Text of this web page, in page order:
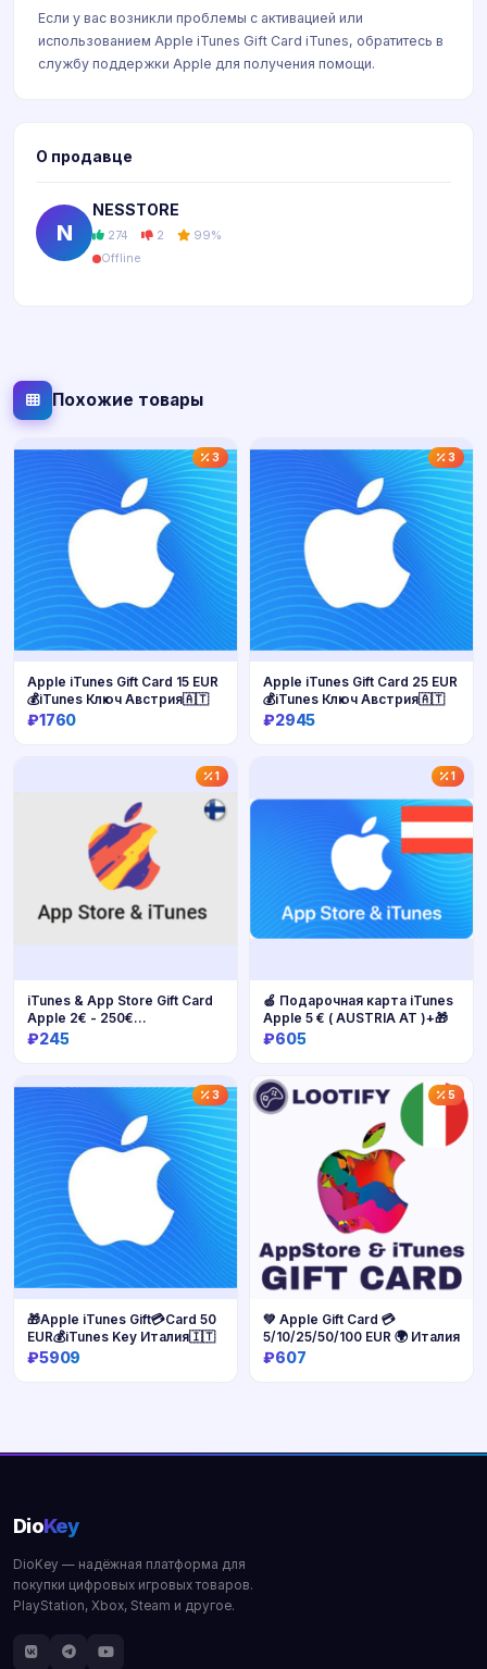
Если у вас возникли проблемы с активацией или
использованием Apple iTunes Gift Card iTunes, обратитесь в
службу поддержки Apple для получения помощи.
О продавце
N
NESSTORE
274 2 99%
Offline
Похожие товары
3
Apple iTunes Gift Card 15 EUR
💰iTunes Ключ Австрия🇦🇹
₽1760
3
Apple iTunes Gift Card 25 EUR
💰iTunes Ключ Австрия🇦🇹
₽2945
1
Купить
iTunes & App Store Gift Card
Apple 2€ - 250€
ФИНЛЯНДИЯ
₽245
1
Купить
🍏 Подарочная карта iTunes
Apple 5 € ( AUSTRIA AT )+🎁
₽605
3
🎁Apple iTunes Gift💳Card 50
EUR💰iTunes Key Италия🇮🇹
₽5909
5
💚 Apple Gift Card 💳
5/10/25/50/100 EUR 🌍 Италия
₽607
DioKey
DioKey — надёжная платформа для
покупки цифровых игровых товаров.
PlayStation, Xbox, Steam и другое.